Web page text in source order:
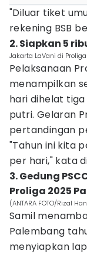
"Diluar tiket
rekening BSB
2. Siapkan 5
Jakarta LaVani di
Pelaksanaan
menampilkan
hari dihelat
putri. Gelaran
pertandingan
"Tahun ini kita
per hari," kata
3. Gedung
Proliga 2025
(ANTARA FOTO/Rizal
Samil
Palembang
menyiapkan